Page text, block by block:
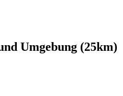
Umgebung (25km)